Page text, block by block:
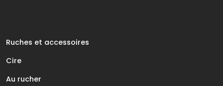
Ruches et accessoires
Cire
Au rucher